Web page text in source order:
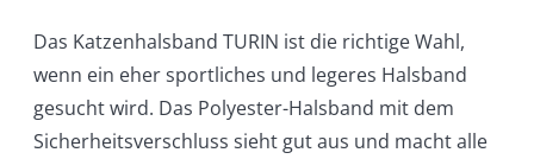
Das Katzenhalsband TURIN ist die richtige Wahl,
wenn ein eher sportliches und legeres Halsband
gesucht wird. Das Polyester-Halsband mit dem
Sicherheitsverschluss sieht gut aus und macht alle